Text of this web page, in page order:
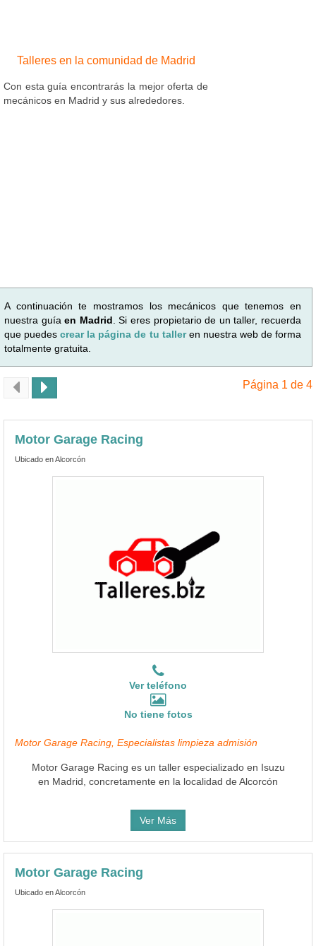
Talleres en la comunidad de Madrid
Con esta guía encontrarás la mejor oferta de
mecánicos en Madrid y sus alrededores.
A continuación te mostramos los mecánicos que tenemos en
nuestra guíaen Madrid . Si eres propietario de un taller, recuerda
que puedescrear la página de tu talleren nuestra web de forma
totalmente gratuita.
Página 1 de 4
Motor Garage Racing
Ubicado en Alcorcón
Ver teléfono
No tiene fotos
Motor Garage Racing, Especialistas limpieza admisión
Motor Garage Racing es un taller especializado en Isuzu
en Madrid, concretamente en la localidad de Alcorcón
Ver Más
Motor Garage Racing
Ubicado en Alcorcón